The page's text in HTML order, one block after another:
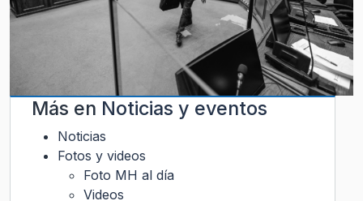
Más en Noticias y eventos
Noticias
Fotos y videos
Foto MH al día
Videos